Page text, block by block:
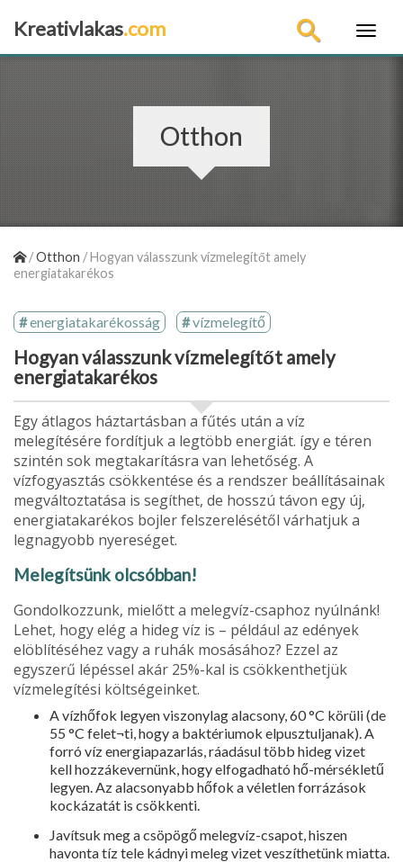
Kreativlakas.com
Otthon
/Otthon /Hogyan válasszunk vízmelegítőt amely
energiatakarékos
energiatakarékosság vízmelegítő
Hogyan válasszunk vízmelegítőt amely
energiatakarékos
Egy átlagos háztartásban a fűtés után a víz
melegítésére fordítjuk a legtöbb energiát. így e téren
szintén sok megtakarításra van lehetőség. A
vízfogyasztás csökkentése és a rendszer beállításainak
megváltoztatása is segíthet, de hosszú távon egy új,
energiatakarékos bojler felszerelésétől várhatjuk a
legnagyobb nyereséget.
Melegítsünk olcsóbban!
Gondolkozzunk, mielőtt a melegvíz-csaphoz nyúlnánk!
Lehet, hogy elég a hideg víz is – például az edények
elöblítéséhez vagy a ruhák mosásához? Ezzel az
egyszerű lépéssel akár 25%-kal is csökkenthetjük
vízmelegítési költségeinket.
A vízhőfok legyen viszonylag alacsony, 60 °C körüli (de
55 °C felet¬ti, hogy a baktériumok elpusztuljanak). A
forró víz energiapazarlás, ráadásul több hideg vizet
kell hozzákevernünk, hogy elfogadható hő-mérsékletű
legyen. Az alacsonyabb hőfok a véletlen forrázások
kockázatát is csökkenti.
Javítsuk meg a csöpögő melegvíz-csapot, hiszen
havonta tíz tele kádnyi meleg vizet veszíthetünk miatta.